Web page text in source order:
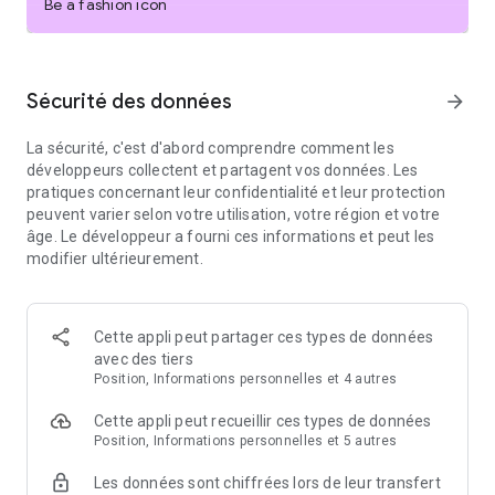
Rejoignez plus de 100 millions d'utilisateurs qui se réunissent
pour acheter et vendre des articles neufs et d'occasion sur
utilisateurs qui partagent une passion pour les styles vintage,
dans des soirées Posh à thème et découvrez des styles et
des ventes que l'on ne trouve nulle part ailleurs. Vous pouvez
même acheter et vendre en direct et en temps réel avec
Posh Shows.
Achetez et vendez des vêtements, des chaussures et
Téléchargez Poshmark gratuitement dès aujourd'hui !
ACHETER EN LIGNE
- Achetez des chaussures de marque, des vêtements
sélectionnés, des articles pour la maison, des produits pour
animaux de compagnie, des appareils électroniques ou des
produits de beauté et de bien-être.
des articles uniques.
Be a fashion icon
Sécurité des données arrow_forward
La sécurité, c'est d'abord comprendre comment les
développeurs collectent et partagent vos données. Les
pratiques concernant leur confidentialité et leur protection
peuvent varier selon votre utilisation, votre région et votre
âge. Le développeur a fourni ces informations et peut les
modifier ultérieurement.
Cette appli peut partager ces types de données
avec des tiers
Position, Informations personnelles et 4 autres
Cette appli peut recueillir ces types de données
Position, Informations personnelles et 5 autres
Les données sont chiffrées lors de leur transfert